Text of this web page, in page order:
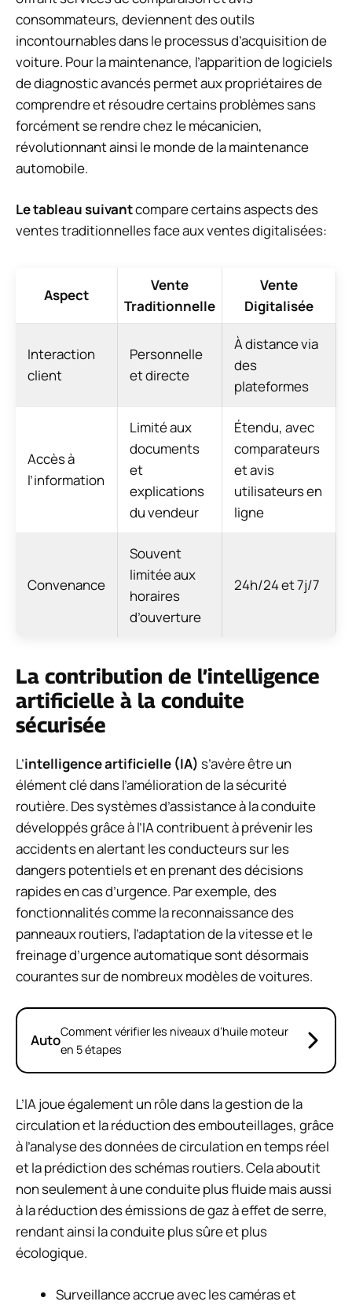
consommateurs, deviennent des outils
incontournables dans le processus d’acquisition de
voiture. Pour la maintenance, l’apparition de logiciels
de diagnostic avancés permet aux propriétaires de
comprendre et résoudre certains problèmes sans
forcément se rendre chez le mécanicien,
révolutionnant ainsi le monde de la maintenance
automobile.
Le tableau suivantcompare certains aspects des
ventes traditionnelles face aux ventes digitalisées:
Aspect
Vente
Traditionnelle
Vente
Digitalisée
Interaction
client
Personnelle
et directe
À distance via
des
plateformes
Accès à
l’information
Limité aux
documents
et
explications
du vendeur
Étendu, avec
comparateurs
et avis
utilisateurs en
ligne
Convenance
Souvent
limitée aux
horaires
d’ouverture
24h/24 et 7j/7
La contribution de l’intelligence
artificielle à la conduite
sécurisée
L’intelligence artificielle (IA) s’avère être un
élément clé dans l’amélioration de la sécurité
routière. Des systèmes d’assistance à la conduite
développés grâce à l’IA contribuent à prévenir les
accidents en alertant les conducteurs sur les
dangers potentiels et en prenant des décisions
rapides en cas d’urgence. Par exemple, des
fonctionnalités comme la reconnaissance des
panneaux routiers, l’adaptation de la vitesse et le
freinage d’urgence automatique sont désormais
courantes sur de nombreux modèles de voitures.
AutoComment vérifier les niveaux d’huile moteur
en 5 étapes
L’IA joue également un rôle dans la gestion de la
circulation et la réduction des embouteillages, grâce
à l’analyse des données de circulation en temps réel
et la prédiction des schémas routiers. Cela aboutit
non seulement à une conduite plus fluide mais aussi
à la réduction des émissions de gaz à effet de serre,
rendant ainsi la conduite plus sûre et plus
écologique.
Surveillance accrue avec les caméras et